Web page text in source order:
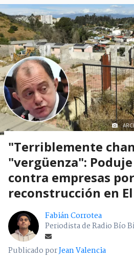
"Terriblemente
"vergüenza":
contra empresas por
reconstrucción en
Fabián Corrotea
Periodista de Radio Bío
Publicado porJean Valencia